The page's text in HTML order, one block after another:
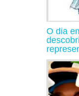
O dia